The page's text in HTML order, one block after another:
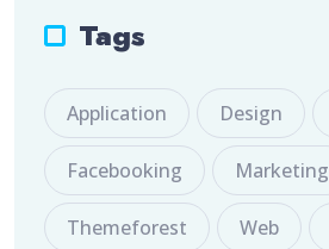
Tags
Application Design
Facebooking Marketing
Themeforest Web